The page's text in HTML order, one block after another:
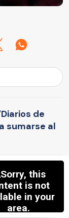
de
sumarse al